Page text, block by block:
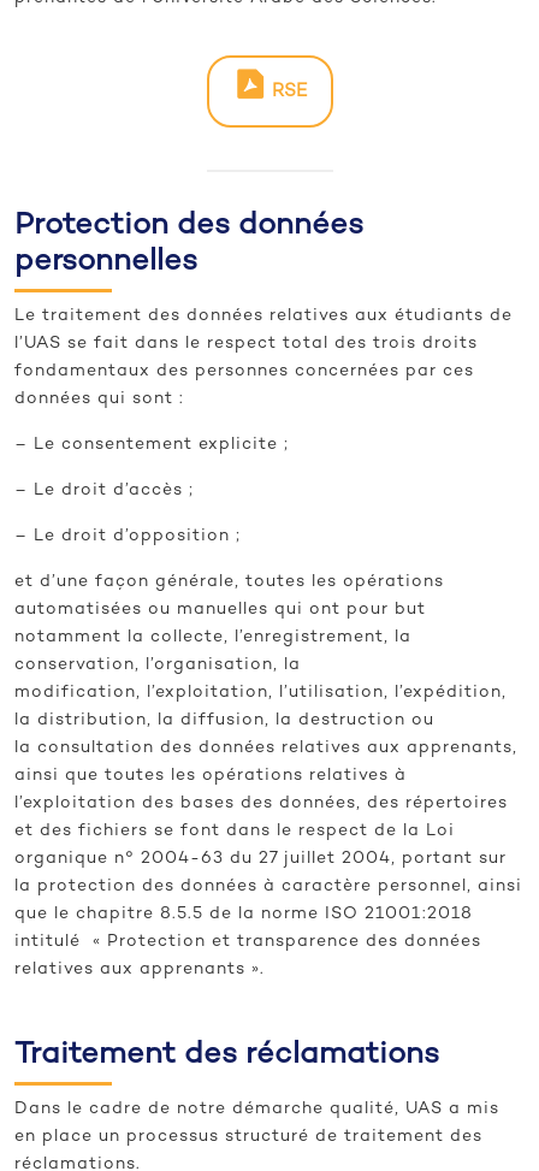
RSE
Protection des données
personnelles
Le traitement des données relatives aux étudiants de
l’UAS se fait dans le respect total des trois droits
fondamentaux des personnes concernées par ces
données qui sont :
– Le consentement explicite ;
– Le droit d’accès ;
– Le droit d’opposition ;
et d’une façon générale, toutes les opérations
automatisées ou manuelles qui ont pour but
notamment la collecte, l’enregistrement, la
conservation, l’organisation, la
modification, l’exploitation, l’utilisation, l’expédition,
la distribution, la diffusion, la destruction ou
la consultation des données relatives aux apprenants,
ainsi que toutes les opérations relatives à
l’exploitation des bases des données, des répertoires
et des fichiers se font dans le respect de la Loi
organique n° 2004-63 du 27 juillet 2004, portant sur
la protection des données à caractère personnel, ainsi
que le chapitre 8.5.5 de la norme ISO 21001:2018
intitulé « Protection et transparence des données
relatives aux apprenants ».
Traitement des réclamations
Dans le cadre de notre démarche qualité, UAS a mis
en place un processus structuré de traitement des
réclamations.